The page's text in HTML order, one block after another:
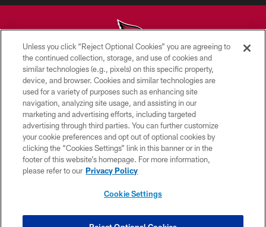
© 2026 ARIZONA CARDINALS. ALL RIGHTS RESERVED.
CONTACT US
EMPLOYMENT
ACCESSIBILITY
PRIVACY POLICY
TERMS & CONDITIONS
Unless you click “Reject Optional Cookies” you are agreeing to
the continued collection, storage, and use of cookies and
similar technologies (e.g., pixels) on this specific property,
device, and browser. Cookies and similar technologies are
used for a variety of purposes such as enhancing site
navigation, analyzing site usage, and assisting in our
marketing and advertising efforts, including targeted
advertising through third parties. You can further customize
your cookie preferences and opt out of optional cookies by
clicking the “Cookies Settings” link in this banner or in the
footer of this website’s homepage. For more information,
please refer to our Privacy Policy
Cookie Settings